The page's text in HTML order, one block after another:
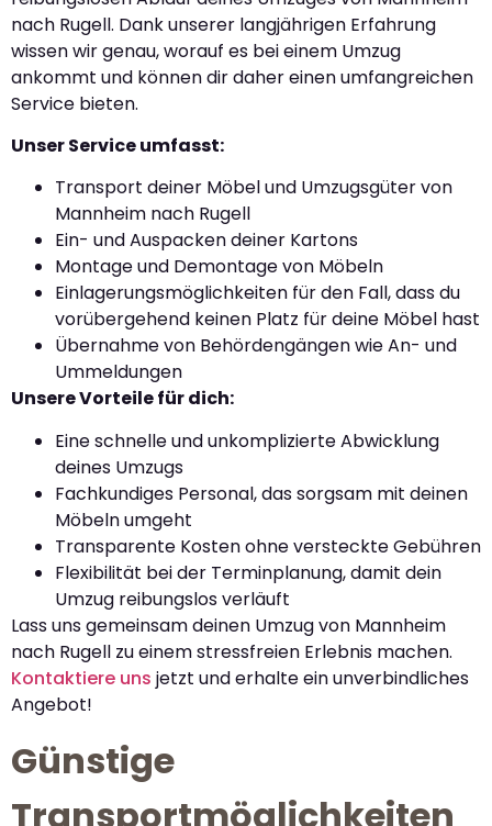
nach Rugell. Dank unserer langjährigen Erfahrung
wissen wir genau, worauf es bei einem Umzug
ankommt und können dir daher einen umfangreichen
Service bieten.
Unser Service umfasst:
Transport deiner Möbel und Umzugsgüter von
Mannheim nach Rugell
Ein- und Auspacken deiner Kartons
Montage und Demontage von Möbeln
Einlagerungsmöglichkeiten für den Fall, dass du
vorübergehend keinen Platz für deine Möbel hast
Übernahme von Behördengängen wie An- und
Ummeldungen
Unsere Vorteile für dich:
Eine schnelle und unkomplizierte Abwicklung
deines Umzugs
Fachkundiges Personal, das sorgsam mit deinen
Möbeln umgeht
Transparente Kosten ohne versteckte Gebühren
Flexibilität bei der Terminplanung, damit dein
Umzug reibungslos verläuft
Lass uns gemeinsam deinen Umzug von Mannheim
nach Rugell zu einem stressfreien Erlebnis machen.
Kontaktiere uns jetzt und erhalte ein unverbindliches
Angebot!
Günstige
Transportmöglichkeiten